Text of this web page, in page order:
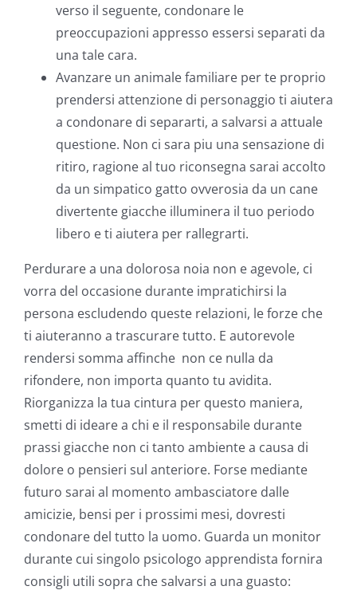
verso il seguente, condonare le
preoccupazioni appresso essersi separati da
una tale cara.
Avanzare un animale familiare per te proprio
prendersi attenzione di personaggio ti aiutera
a condonare di separarti, a salvarsi a attuale
questione. Non ci sara piu una sensazione di
ritiro, ragione al tuo riconsegna sarai accolto
da un simpatico gatto ovverosia da un cane
divertente giacche illuminera il tuo periodo
libero e ti aiutera per rallegrarti.
Perdurare a una dolorosa noia non e agevole, ci
vorra del occasione durante impratichirsi la
persona escludendo queste relazioni, le forze che
ti aiuteranno a trascurare tutto. E autorevole
rendersi somma affinche non ce nulla da
rifondere, non importa quanto tu avidita.
Riorganizza la tua cintura per questo maniera,
smetti di ideare a chi e il responsabile durante
prassi giacche non ci tanto ambiente a causa di
dolore o pensieri sul anteriore. Forse mediante
futuro sarai al momento ambasciatore dalle
amicizie, bensi per i prossimi mesi, dovresti
condonare del tutto la uomo. Guarda un monitor
durante cui singolo psicologo apprendista fornira
consigli utili sopra che salvarsi a una guasto: